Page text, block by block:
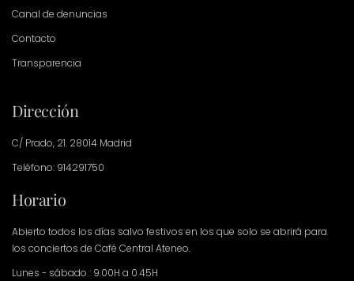
Canal de denuncias
Contacto
Transparencia
Dirección
C/ Prado, 21. 28014 Madrid
Teléfono: 914291750
Horario
Abierto todos los días salvo festivos en los que solo se abrirá para
los conciertos de Café Central Ateneo.
Lunes - sábado : 9.00H a 0.45H